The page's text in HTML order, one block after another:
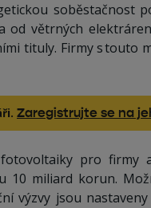
soběstačnost
od větrných
tituly. Firmy s touto
Zaregistrujte se na
pro firmy
10 miliard korun.
výzvy jsou